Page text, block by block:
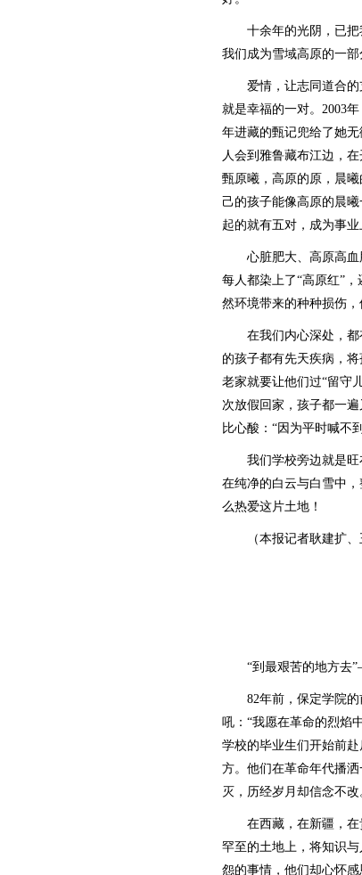
十余年的光阴，已把
我们成为雪域高原的一
爱情，让志同道合的
就是幸福的一对。2003
年进藏的甄记兜给了她
人会到雅鲁藏布江边，
甄原曦，高原的原，晨
己的孩子能像高原的晨
起的就有五对，成为事
心脏肥大、高原高血
每人都染上了“高原红”
然环境带来的种种损伤，
在我们内心深处，都
的孩子都有先天疾病，
老家就要让他们过“留守
次放假回家，孩子都一
比心酸：“因为平时喊不
我们学校旁边就是旺布
在纯净的白云与白雪中
么热爱这片土地！
（本报记者耿建扩、
“到最艰苦的地方去
82年前，保定学院的
吼：“我愿在革命的烈焰
学校的毕业生们开始前
方。他们在革命年代播
灭，历经岁月却信念不改
在西藏，在新疆，在
罕至的土地上，将知识
怨的事情，他们却心怀